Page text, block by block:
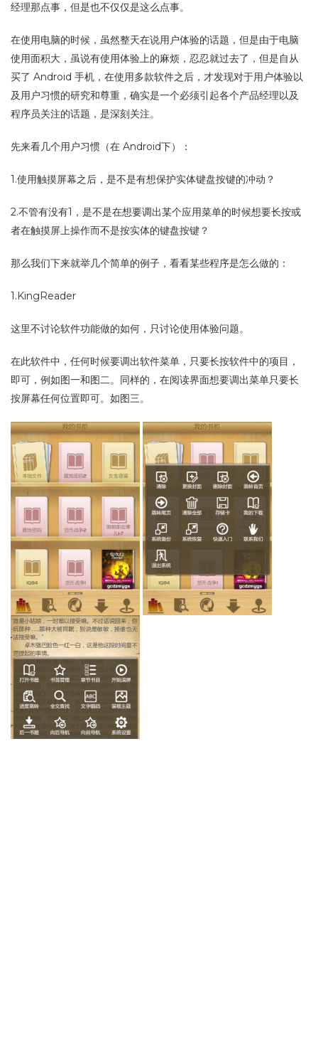
经理那点事，但是也不仅仅是这么点事。
在使用电脑的时候，虽然整天在说用户体验的话题，但是由于电脑
使用面积大，虽说有使用体验上的麻烦，忍忍就过去了，但是自从
买了 Android 手机，在使用多款软件之后，才发现对于用户体验以
及用户习惯的研究和尊重，确实是一个必须引起各个产品经理以及
程序员关注的话题，是深刻关注。
先来看几个用户习惯（在 Android下）：
1.使用触摸屏幕之后，是不是有想保护实体键盘按键的冲动？
2.不管有没有1，是不是在想要调出某个应用菜单的时候想要长按或
者在触摸屏上操作而不是按实体的键盘按键？
那么我们下来就举几个简单的例子，看看某些程序是怎么做的：
1.KingReader
这里不讨论软件功能做的如何，只讨论使用体验问题。
在此软件中，任何时候要调出软件菜单，只要长按软件中的项目，
即可，例如图一和图二。同样的，在阅读界面想要调出菜单只要长
按屏幕任何位置即可。如图三。